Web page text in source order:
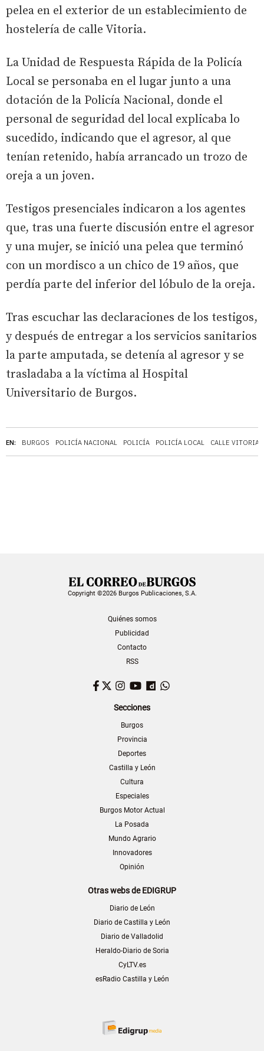
EN: BURGOS POLICÍA NACIONAL POLICÍA POLICÍA LOCAL CALLE VITORIA
pelea en el exterior de un establecimiento de
hostelería de calle Vitoria.
La Unidad de Respuesta Rápida de la Policía
Local se personaba en el lugar junto a una
dotación de la Policía Nacional, donde el
personal de seguridad del local explicaba lo
sucedido, indicando que el agresor, al que
tenían retenido, había arrancado un trozo de
oreja a un joven.
Testigos presenciales indicaron a los agentes
que, tras una fuerte discusión entre el agresor
y una mujer, se inició una pelea que terminó
con un mordisco a un chico de 19 años, que
perdía parte del inferior del lóbulo de la oreja.
Tras escuchar las declaraciones de los testigos,
y después de entregar a los servicios sanitarios
la parte amputada, se detenía al agresor y se
trasladaba a la víctima al Hospital
Universitario de Burgos.
Copyright ©2026 Burgos Publicaciones, S.A.
Quiénes somos
Publicidad
Contacto
RSS
Facebook
TwitterInstagram
YouTubeDailymotion
Secciones
Burgos
Provincia
Deportes
Castilla y León
Cultura
Especiales
Burgos Motor Actual
La Posada
Mundo Agrario
Innovadores
Opinión
Otras webs de EDIGRUP
Diario de León
Diario de Castilla y León
Diario de Valladolid
Heraldo-Diario de Soria
CyLTV.es
esRadio Castilla y León